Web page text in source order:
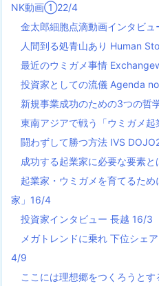
NK動画①22/4
金太郎細胞点滴動画インタビ
人間到る処青山あり Human
最近のウミガメ事情
投資家としての流儀 Agenda
新規事業成功のための3つの哲
東南アジアで戦う「ウミガメ
闘わずして勝つ方法 IVS
成功する起業家に必要な要素
起業家・ウミガメを育てるた
家」16/4
投資家インタビュー 長越 16/3
メガトレンドに乗れ 下位シェ
4/9
ここには理想郷をつくろうと